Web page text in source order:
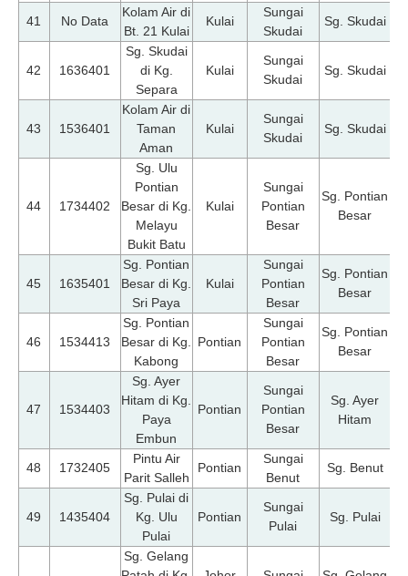
41 No Data
Kolam Air di
Bt. 21 Kulai
Kulai
Sungai
Skudai
Sg. Skudai
42 1636401
Sg. Skudai
di Kg.
Separa
Kulai
Sungai
Skudai
Sg. Skudai
43 1536401
Kolam Air di
Taman
Aman
Kulai
Sungai
Skudai
Sg. Skudai
44 1734402
Sg. Ulu
Pontian
Besar di Kg.
Melayu
Bukit Batu
Kulai
Sungai
Pontian
Besar
Sg. Pontian
Besar
45 1635401
Sg. Pontian
Besar di Kg.
Sri Paya
Kulai
Sungai
Pontian
Besar
Sg. Pontian
Besar
46 1534413
Sg. Pontian
Besar di Kg.
Kabong
Pontian
Sungai
Pontian
Besar
Sg. Pontian
Besar
47 1534403
Sg. Ayer
Hitam di Kg.
Paya
Embun
Pontian
Sungai
Pontian
Besar
Sg. Ayer
Hitam
48 1732405
Pintu Air
Parit Salleh
Pontian
Sungai
Benut
Sg. Benut
49 1435404
Sg. Pulai di
Kg. Ulu
Pulai
Pontian
Sungai
Pulai
Sg. Pulai
Sg. Gelang